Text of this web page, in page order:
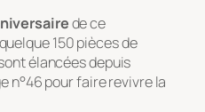
de ce
150 pièces de
élancées depuis
n°46 pour faire revivre la